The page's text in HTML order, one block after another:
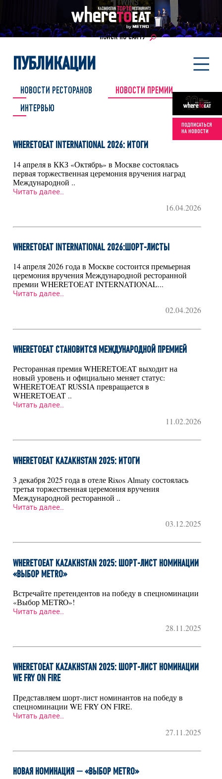
ПОИСК ПО САЙТУ
ПОДПИСАТЬСЯ
НА НОВОСТИ
ПУБЛИКАЦИИ
НОВОСТИ РЕСТОРАНОВ НОВОСТИ ПРЕМИИ
ИНТЕРВЬЮ
WHERETOEAT INTERNATIONAL 2026: ИТОГИ
14 апреля в ККЗ «Октябрь» в Москве состоялась
первая торжественная церемония вручения наград
Международной ..
Читать далее..
16.04.2026
WHERETOEAT INTERNATIONAL 2026:ШОРТ-ЛИСТЫ
14 апреля 2026 года в Москве состоится премьерная
церемония вручения Международной ресторанной
премии WHERETOEAT INTERNATIONAL...
Читать далее..
02.04.2026
WHERETOEAT СТАНОВИТСЯ МЕЖДУНАРОДНОЙ ПРЕМИЕЙ
Ресторанная премия WHERETOEAT выходит на
новый уровень и официально меняет статус:
WHERETOEAT RUSSIA превращается в
WHERETOEAT ..
Читать далее..
11.02.2026
WHERETOEAT KAZAKHSTAN 2025: ИТОГИ
3 декабря 2025 года в отеле Rixos Almaty состоялась
третья торжественная церемония вручения
Международной ресторанной ..
Читать далее..
03.12.2025
WHERETOEAT KAZAKHSTAN 2025: ШОРТ-ЛИСТ НОМИНАЦИИ
«ВЫБОР METRO»
Встречайте претендентов на победу в спецноминации
«Выбор METRO»!
Читать далее..
28.11.2025
WHERETOEAT KAZAKHSTAN 2025: ШОРТ-ЛИСТ НОМИНАЦИИ
WE FRY ON FIRE
Представляем шорт-лист номинантов на победу в
спецноминации WE FRY ON FIRE.
Читать далее..
27.11.2025
НОВАЯ НОМИНАЦИЯ — «ВЫБОР METRO»